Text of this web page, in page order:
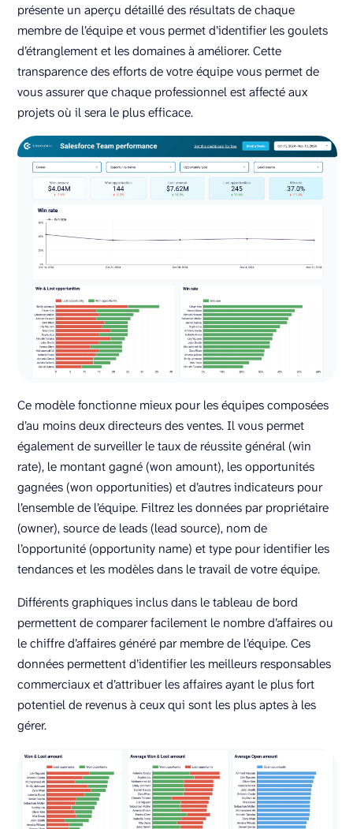
présente un aperçu détaillé des résultats de chaque
membre de l’équipe et vous permet d’identifier les goulets
d’étranglement et les domaines à améliorer. Cette
transparence des efforts de votre équipe vous permet de
vous assurer que chaque professionnel est affecté aux
projets où il sera le plus efficace.
Ce modèle fonctionne mieux pour les équipes composées
d’au moins deux directeurs des ventes. Il vous permet
également de surveiller le taux de réussite général (win
rate), le montant gagné (won amount), les opportunités
gagnées (won opportunities) et d’autres indicateurs pour
l’ensemble de l’équipe. Filtrez les données par propriétaire
(owner), source de leads (lead source), nom de
l’opportunité (opportunity name) et type pour identifier les
tendances et les modèles dans le travail de votre équipe.
Différents graphiques inclus dans le tableau de bord
permettent de comparer facilement le nombre d’affaires ou
le chiffre d’affaires généré par membre de l’équipe. Ces
données permettent d’identifier les meilleurs responsables
commerciaux et d’attribuer les affaires ayant le plus fort
potentiel de revenus à ceux qui sont les plus aptes à les
gérer.